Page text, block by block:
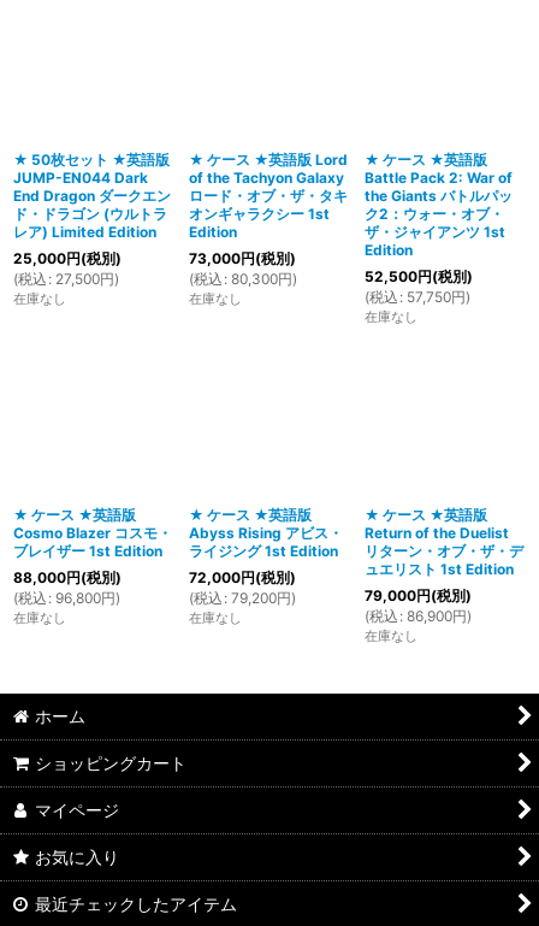
★ 50枚セット ★英語版
JUMP-EN044 Dark
End Dragon ダークエン
ド・ドラゴン (ウルトラ
レア) Limited Edition
25,000円(税別)
(税込 : 27,500円)
在庫なし
★ ケース ★英語版 Lord
of the Tachyon Galaxy
ロード・オブ・ザ・タキ
オンギャラクシー 1st
Edition
73,000円(税別)
(税込 : 80,300円)
在庫なし
★ ケース ★英語版
Battle Pack 2: War of
the Giants バトルパッ
ク2：ウォー・オブ・
ザ・ジャイアンツ 1st
Edition
52,500円(税別)
(税込 : 57,750円)
在庫なし
★ ケース ★英語版
Cosmo Blazer コスモ・
ブレイザー 1st Edition
88,000円(税別)
(税込 : 96,800円)
在庫なし
★ ケース ★英語版
Abyss Rising アビス・
ライジング 1st Edition
72,000円(税別)
(税込 : 79,200円)
在庫なし
★ ケース ★英語版
Return of the Duelist
リターン・オブ・ザ・デ
ュエリスト 1st Edition
79,000円(税別)
(税込 : 86,900円)
在庫なし
ホーム
ショッピングカート
マイページ
お気に入り
最近チェックしたアイテム